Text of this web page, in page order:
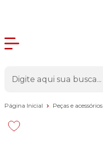
Página Inicial Peças e acessórios